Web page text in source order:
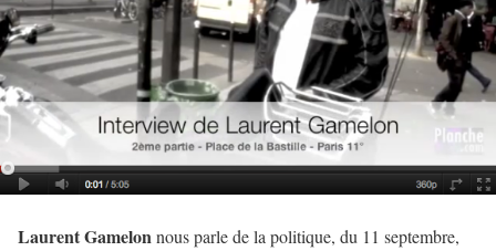
Laurent Gamelonnous parle de la politique, du 11 septembre,